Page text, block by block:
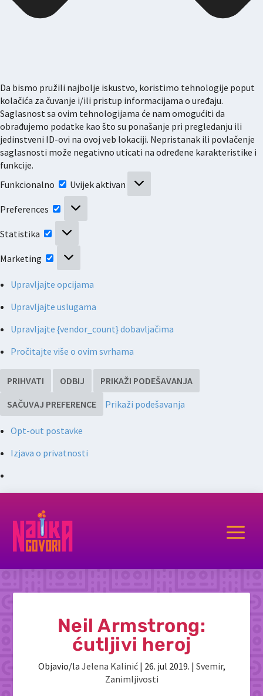
Da bismo pružili najbolje iskustvo, koristimo tehnologije poput
kolačića za čuvanje i/ili pristup informacijama o uređaju.
Saglasnost sa ovim tehnologijama će nam omogućiti da
obrađujemo podatke kao što su ponašanje pri pregledanju ili
jedinstveni ID-ovi na ovoj veb lokaciji. Nepristanak ili povlačenje
saglasnosti može negativno uticati na određene karakteristike i
funkcije.
Funkcionalno
Uvijek aktivan
Preferences
Statistika
Marketing
Upravljajte opcijama
Upravljajte uslugama
Upravljajte {vendor_count} dobavljačima
Pročitajte više o ovim svrhama
PRIHVATI ODBIJ
PRIKAŽI PODEŠAVANJA
SAČUVAJ PREFERENCE
Prikaži podešavanja
Opt-out postavke
Izjava o privatnosti
a
Neil Armstrong:
ćutljivi heroj
Objavio/la Jelena Kalinić| 26. jul 2019. | Svemir,
Zanimljivosti